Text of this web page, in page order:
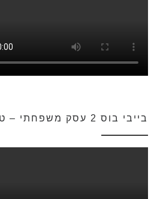
בייבי בוס 2 עסק משפחתי – טריילר רשמי מדובב